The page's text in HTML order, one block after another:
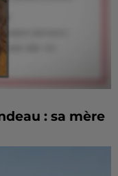
: sa mère